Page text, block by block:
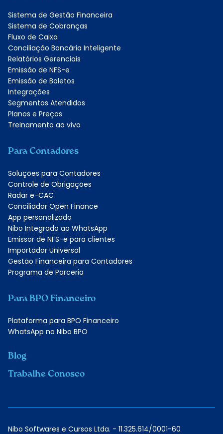
Sistema de Gestão Financeira
Sistema de Cobranças
Fluxo de Caixa
Conciliação Bancária Inteligente
Relatórios Gerenciais
Emissão de NFS-e
Emissão de Boletos
Integrações
Segmentos Atendidos
Planos e Preços
Treinamento ao vivo
Para Contadores
Soluções para Contadores
Controle de Obrigações
Radar e-CAC
Conciliador Open Finance
App personalizado
Nibo Integrado ao WhatsApp
Emissor de NFS-e para clientes
Importador Universal
Gestão Financeira para Contadores
Programa de Parceria
Para BPO Financeiro
Plataforma para BPO Financeiro
WhatsApp no Nibo BPO
Blog
Trabalhe Conosco
Nibo Softwares e Cursos Ltda. - 11.325.614/0001-60